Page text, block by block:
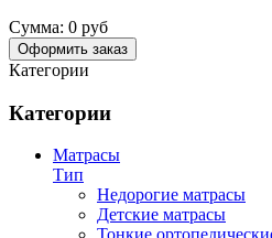
Сумма: 0 руб
Оформить заказ
Категории
Категории
Матрасы
Тип
Недорогие матрасы
Детские матрасы